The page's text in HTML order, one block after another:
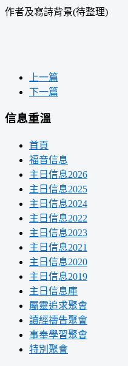
作者及寫詩背景(待整理)
上一篇
下一篇
信息重溫
首頁
福音信息
主日信息2026
主日信息2025
主日信息2024
主日信息2022
主日信息2023
主日信息2021
主日信息2020
主日信息2019
主日信息庫
屬靈追求聚會
讀經禱告聚會
事奉學習聚會
特別聚會